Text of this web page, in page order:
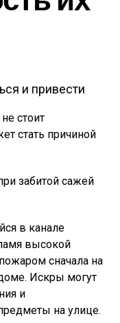
стоит
стать причиной
забитой сажей
в канале
высокой
сначала на
Искры могут
и
на улице.